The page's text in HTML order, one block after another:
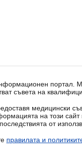
портал.
съвета на
медицински
на този
от
правилата и